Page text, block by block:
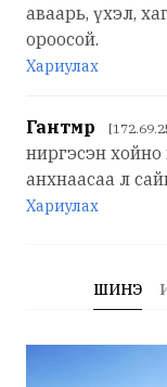
аваарь, үхэл,
ороосой.
Хариулах
Гантөмөр
ниргэсэн
анхнаасаа л
Хариулах
ШИНЭ